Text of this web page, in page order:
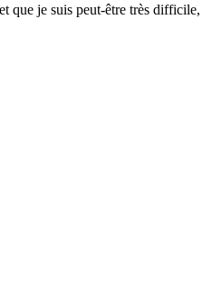
que je suis peut-être très